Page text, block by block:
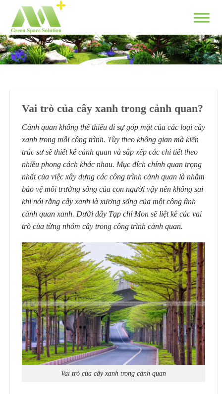
content
Vai trò của cây xanh trong cảnh quan?
Cảnh quan không thể thiếu đi sự góp mặt của các loại cây
xanh trong mỗi công trình. Tùy theo không gian mà kiến
trúc sư sẽ thiết kế cảnh quan và sắp xếp các chi tiết theo
nhiều phong cách khác nhau. Mục đích chính quan trọng
nhất của việc xây dựng các công trình cảnh quan là nhằm
bảo vệ môi trường sống của con người vậy nên không sai
khi nói rằng cây xanh là xương sống của một công tình
cảnh quan xanh. Dưới đây Tạp chí Mon sẽ liệt kê các vai
trò của từng nhóm cây trong công trình cảnh quan.
Vai trò của cây xanh trong cảnh quan